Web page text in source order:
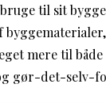
til sit
mere til
gør-det-selv-